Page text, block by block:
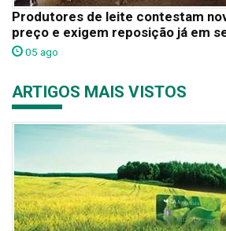
Produtores de leite contestam
preço e exigem reposição já em
05 ago
ARTIGOS MAIS VISTOS